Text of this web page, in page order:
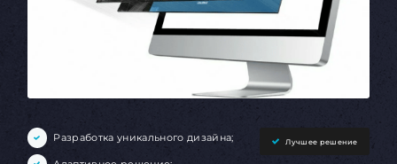
КОНТАКТЫ
Лучшее решение
Разработка уникального дизайна;